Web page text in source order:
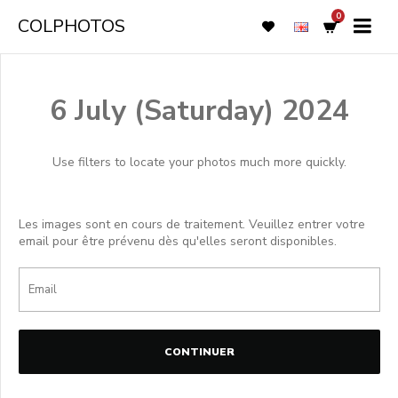
COLPHOTOS 0
6 July (Saturday) 2024
Use filters to locate your photos much more quickly.
Les images sont en cours de traitement. Veuillez entrer votre
email pour être prévenu dès qu'elles seront disponibles.
CONTINUER